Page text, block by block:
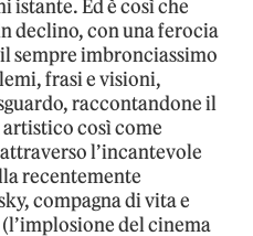
istante. Ed è così che
declino, con una ferocia
sempre imbronciassimo
frasi e visioni,
raccontandone il
così come
l’incantevole
recentemente
compagna di vita e
del cinema